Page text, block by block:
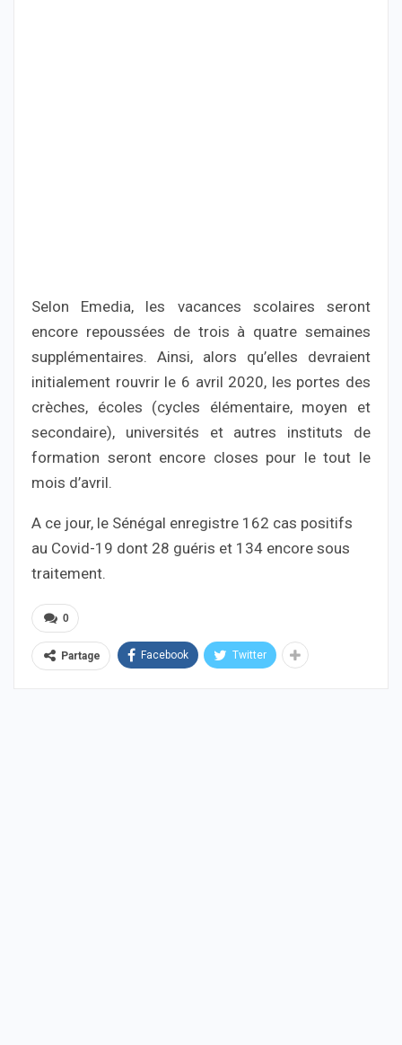
Selon Emedia, les vacances scolaires seront
encore repoussées de trois à quatre semaines
supplémentaires. Ainsi, alors qu’elles devraient
initialement rouvrir le 6 avril 2020, les portes des
crèches, écoles (cycles élémentaire, moyen et
secondaire), universités et autres instituts de
formation seront encore closes pour le tout le
mois d’avril.
A ce jour, le Sénégal enregistre 162 cas positifs
au Covid-19 dont 28 guéris et 134 encore sous
traitement.
0
Partage Facebook Twitter